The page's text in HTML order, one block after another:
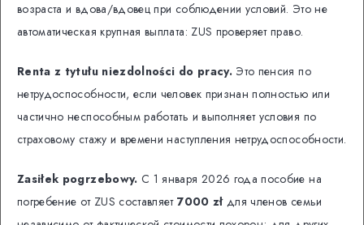
возраста и вдова/вдовец при соблюдении условий. Это не
автоматическая крупная выплата: ZUS проверяет право.
Renta z tytułu niezdolności do pracy.Это пенсия по
нетрудоспособности, если человек признан полностью или
частично неспособным работать и выполняет условия по
страховому стажу и времени наступления нетрудоспособности.
Zasiłek pogrzebowy. С 1 января 2026 года пособие на
погребение от ZUS составляет7000 złдля членов семьи